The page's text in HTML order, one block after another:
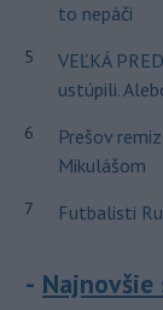
to nepáči
5
VEĽKÁ
ustúpili.
6
Prešov
Mikulášom
7 Futbalisti
Najnovšie